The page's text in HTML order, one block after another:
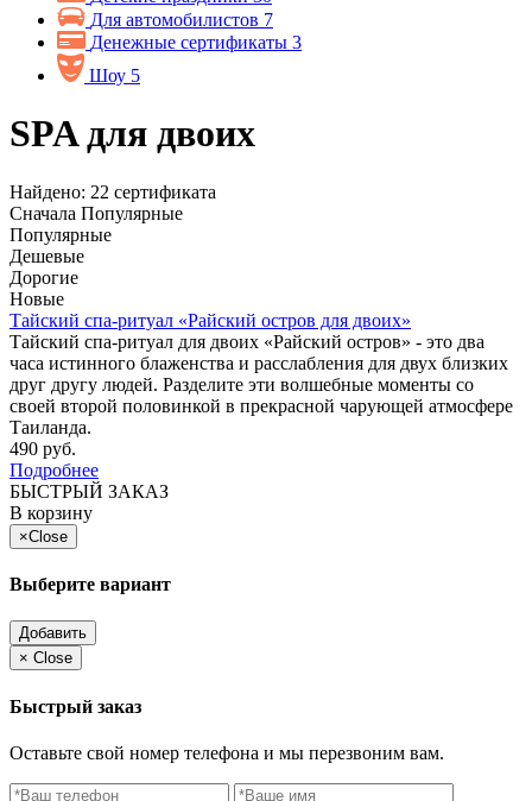
Для автомобилистов 7
Денежные сертификаты 3
Шоу 5
SPA для двоих
Найдено: 22 сертификата
Сначала Популярные
Популярные
Дешевые
Дорогие
Новые
Тайский спа-ритуал «Райский остров для двоих»
Тайский спа-ритуал для двоих «Райский остров» - это два
часа истинного блаженства и расслабления для двух близких
друг другу людей. Разделите эти волшебные моменты со
своей второй половинкой в прекрасной чарующей атмосфере
Таиланда.
490 руб.
Подробнее
БЫСТРЫЙ ЗАКАЗ
В корзину
×Close
Выберите вариант
Добавить
× Close
Быстрый заказ
Оставьте свой номер телефона и мы перезвоним вам.